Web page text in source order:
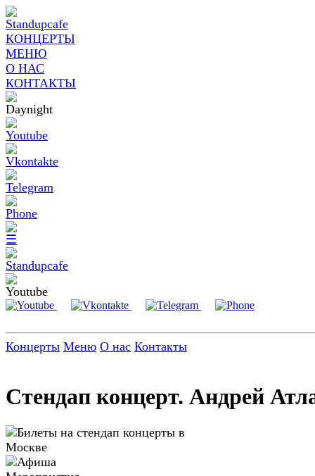
КОНЦЕРТЫ
МЕНЮ
О НАС
КОНТАКТЫ
Концерты Меню О нас Контакты
Стендап концерт. Андрей